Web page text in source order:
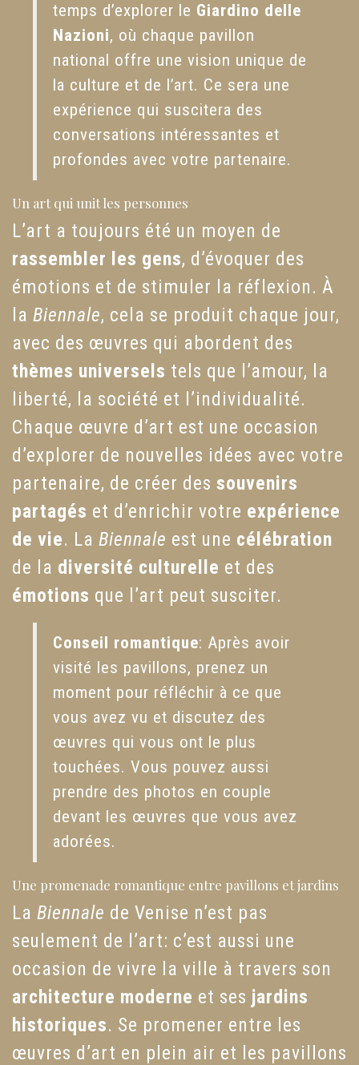
temps d’explorer le Giardino delle
Nazioni, où chaque pavillon
national offre une vision unique de
la culture et de l’art. Ce sera une
expérience qui suscitera des
conversations intéressantes et
profondes avec votre partenaire.
Un art qui unit les personnes
L’art a toujours été un moyen de
rassembler les gens, d’évoquer des
émotions et de stimuler la réflexion. À
la Biennale, cela se produit chaque jour,
avec des œuvres qui abordent des
thèmes universels tels que l’amour, la
liberté, la société et l’individualité.
Chaque œuvre d’art est une occasion
d’explorer de nouvelles idées avec votre
partenaire, de créer des souvenirs
partagés et d’enrichir votre expérience
de vie. La Biennale est une célébration
de la diversité culturelle et des
émotions que l’art peut susciter.
Conseil romantique: Après avoir
visité les pavillons, prenez un
moment pour réfléchir à ce que
vous avez vu et discutez des
œuvres qui vous ont le plus
touchées. Vous pouvez aussi
prendre des photos en couple
devant les œuvres que vous avez
adorées.
Une promenade romantique entre pavillons et jardins
La Biennale de Venise n’est pas
seulement de l’art: c’est aussi une
occasion de vivre la ville à travers son
architecture moderne et ses jardins
historiques. Se promener entre les
œuvres d’art en plein air et les pavillons